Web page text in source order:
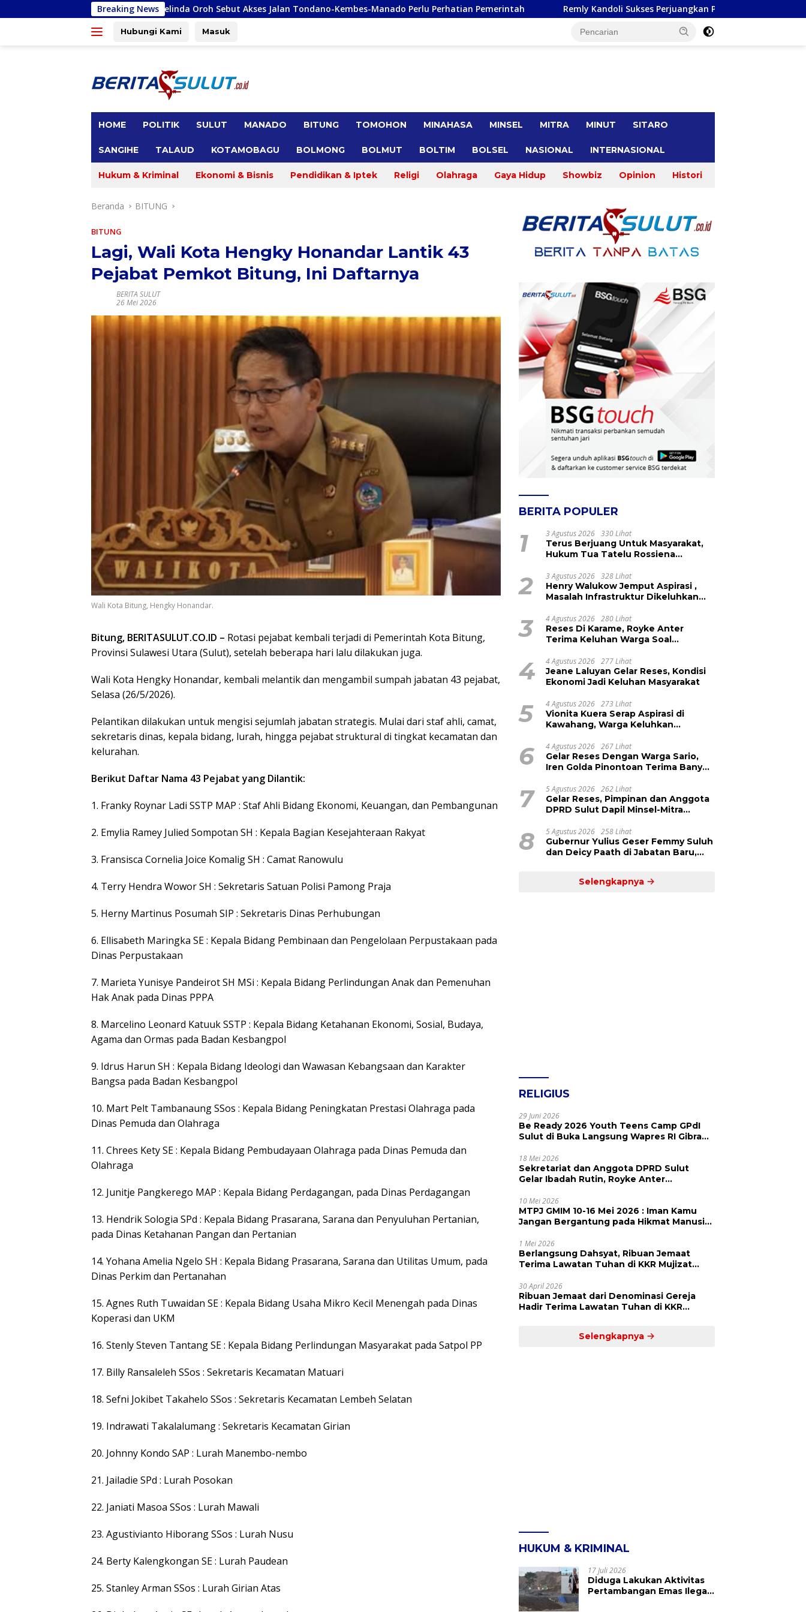
ke
Breaking News
Gracia Yubelinda Oroh Sebut Akses Jalan Tondano-Kembes-Manado Perlu Perhatian Pemerintah Remly Kandoli Sukses Perjuangkan Perbaikan Jalan Pontak-Kalait dan Amurang-
Hubungi Kami Masuk
HOME POLITIK SULUT MANADO BITUNG TOMOHON MINAHASA MINSEL MITRA MINUT SITARO
SANGIHE TALAUD KOTAMOBAGU BOLMONG BOLMUT BOLTIM BOLSEL NASIONAL INTERNASIONAL
Hukum & Kriminal Ekonomi & Bisnis Pendidikan & Iptek Religi Olahraga Gaya Hidup Showbiz Opinion Histori
Beranda BITUNG
BITUNG
Lagi, Wali Kota Hengky Honandar Lantik 43
Pejabat Pemkot Bitung, Ini Daftarnya
BERITA SULUT
26 Mei 2026
Wali Kota Bitung, Hengky Honandar.
Bitung, BERITASULUT.CO.ID – Rotasi pejabat kembali terjadi di Pemerintah Kota Bitung,
Provinsi Sulawesi Utara (Sulut), setelah beberapa hari lalu dilakukan juga.
Wali Kota Hengky Honandar, kembali melantik dan mengambil sumpah jabatan 43 pejabat,
Selasa (26/5/2026).
Pelantikan dilakukan untuk mengisi sejumlah jabatan strategis. Mulai dari staf ahli, camat,
sekretaris dinas, kepala bidang, lurah, hingga pejabat struktural di tingkat kecamatan dan
kelurahan.
Berikut Daftar Nama 43 Pejabat yang Dilantik:
1. Franky Roynar Ladi SSTP MAP : Staf Ahli Bidang Ekonomi, Keuangan, dan Pembangunan
2. Emylia Ramey Julied Sompotan SH : Kepala Bagian Kesejahteraan Rakyat
3. Fransisca Cornelia Joice Komalig SH : Camat Ranowulu
4. Terry Hendra Wowor SH : Sekretaris Satuan Polisi Pamong Praja
5. Herny Martinus Posumah SIP : Sekretaris Dinas Perhubungan
6. Ellisabeth Maringka SE : Kepala Bidang Pembinaan dan Pengelolaan Perpustakaan pada
Dinas Perpustakaan
7. Marieta Yunisye Pandeirot SH MSi : Kepala Bidang Perlindungan Anak dan Pemenuhan
Hak Anak pada Dinas PPPA
8. Marcelino Leonard Katuuk SSTP : Kepala Bidang Ketahanan Ekonomi, Sosial, Budaya,
Agama dan Ormas pada Badan Kesbangpol
9. Idrus Harun SH : Kepala Bidang Ideologi dan Wawasan Kebangsaan dan Karakter
Bangsa pada Badan Kesbangpol
10. Mart Pelt Tambanaung SSos : Kepala Bidang Peningkatan Prestasi Olahraga pada
Dinas Pemuda dan Olahraga
11. Chrees Kety SE : Kepala Bidang Pembudayaan Olahraga pada Dinas Pemuda dan
Olahraga
12. Junitje Pangkerego MAP : Kepala Bidang Perdagangan, pada Dinas Perdagangan
13. Hendrik Sologia SPd : Kepala Bidang Prasarana, Sarana dan Penyuluhan Pertanian,
pada Dinas Ketahanan Pangan dan Pertanian
14. Yohana Amelia Ngelo SH : Kepala Bidang Prasarana, Sarana dan Utilitas Umum, pada
Dinas Perkim dan Pertanahan
15. Agnes Ruth Tuwaidan SE : Kepala Bidang Usaha Mikro Kecil Menengah pada Dinas
Koperasi dan UKM
16. Stenly Steven Tantang SE : Kepala Bidang Perlindungan Masyarakat pada Satpol PP
17. Billy Ransaleleh SSos : Sekretaris Kecamatan Matuari
18. Sefni Jokibet Takahelo SSos : Sekretaris Kecamatan Lembeh Selatan
19. Indrawati Takalalumang : Sekretaris Kecamatan Girian
20. Johnny Kondo SAP : Lurah Manembo-nembo
21. Jailadie SPd : Lurah Posokan
22. Janiati Masoa SSos : Lurah Mawali
23. Agustivianto Hiborang SSos : Lurah Nusu
24. Berty Kalengkongan SE : Lurah Paudean
25. Stanley Arman SSos : Lurah Girian Atas
BERITA POPULER
1 3 Agustus 2026 330 Lihat
Terus Berjuang Untuk Masyarakat,
Hukum Tua Tatelu Rossiena
Kinerja Anggota DPRD Henry
Walukow
2 3 Agustus 2026 328 Lihat
Henry Walukow Jemput Aspirasi ,
Masalah Infrastruktur Dikeluhkan
3 4 Agustus 2026 280 Lihat
Reses Di Karame, Royke Anter
Terima Keluhan Warga Soal
4 4 Agustus 2026 277 Lihat
Jeane Laluyan Gelar Reses, Kondisi
Ekonomi Jadi Keluhan Masyarakat
5 4 Agustus 2026 273 Lihat
Vionita Kuera Serap Aspirasi di
Kawahang, Warga Keluhkan
6 4 Agustus 2026 267 Lihat
Gelar Reses Dengan Warga Sario,
Iren Golda Pinontoan Terima Banyak
7 5 Agustus 2026 262 Lihat
Gelar Reses, Pimpinan dan Anggota
DPRD Sulut Dapil Minsel-Mitra
8 5 Agustus 2026 258 Lihat
Gubernur Yulius Geser Femmy Suluh
dan Deicy Paath di Jabatan Baru,
Selengkapnya
RELIGIUS
29 Juni 2026
Be Ready 2026 Youth Teens Camp GPdI
Sulut di Buka Langsung Wapres RI Gibran
Apresiasi Tinggi
18 Mei 2026
Sekretariat dan Anggota DPRD Sulut
Gelar Ibadah Rutin, Royke Anter
dan Pengingat
10 Mei 2026
MTPJ GMIM 10-16 Mei 2026 : Iman Kamu
Jangan Bergantung pada Hikmat Manusia,
1 Mei 2026
Berlangsung Dahsyat, Ribuan Jemaat
Terima Lawatan Tuhan di KKR Mujizat
30 April 2026
Ribuan Jemaat dari Denominasi Gereja
Hadir Terima Lawatan Tuhan di KKR
Selengkapnya
HUKUM & KRIMINAL
17 Juli 2026
Diduga Lakukan Aktivitas
Pertambangan Emas Ilegal